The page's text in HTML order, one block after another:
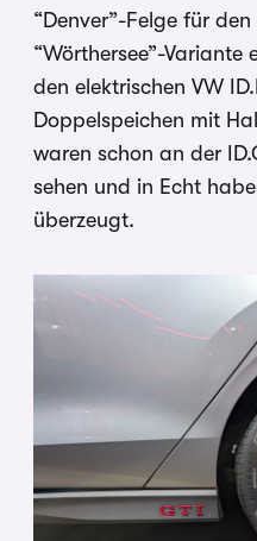
“Denver”-Felge für
“Wörthersee”-
den elektrischen VW
Doppelspeichen mit
waren schon an der
sehen und in Echt
überzeugt.